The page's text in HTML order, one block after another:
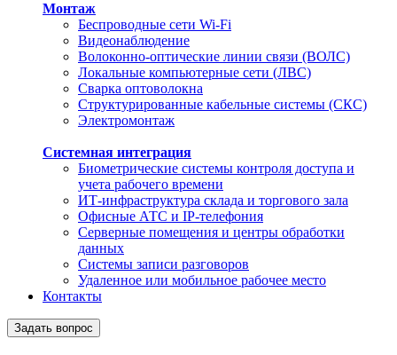
Монтаж
Беспроводные сети Wi-Fi
Видеонаблюдение
Волоконно-оптические линии связи (ВОЛС)
Локальные компьютерные сети (ЛВС)
Сварка оптоволокна
Структурированные кабельные системы (СКС)
Электромонтаж
Системная интеграция
Биометрические системы контроля доступа и
учета рабочего времени
ИТ-инфраструктура склада и торгового зала
Офисные АТС и IP-телефония
Серверные помещения и центры обработки
данных
Системы записи разговоров
Удаленное или мобильное рабочее место
Контакты
Задать вопрос